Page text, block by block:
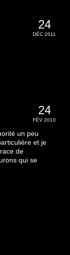
24
DÉC 2011
24
FÉV 2010
un peu
et je
de
qui se